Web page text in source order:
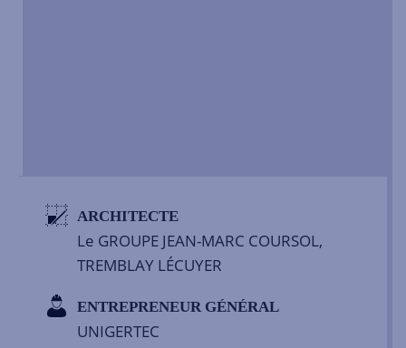
ARCHITECTE
Le GROUPE JEAN-MARC COURSOL,
TREMBLAY LÉCUYER
ENTREPRENEUR GÉNÉRAL
UNIGERTEC